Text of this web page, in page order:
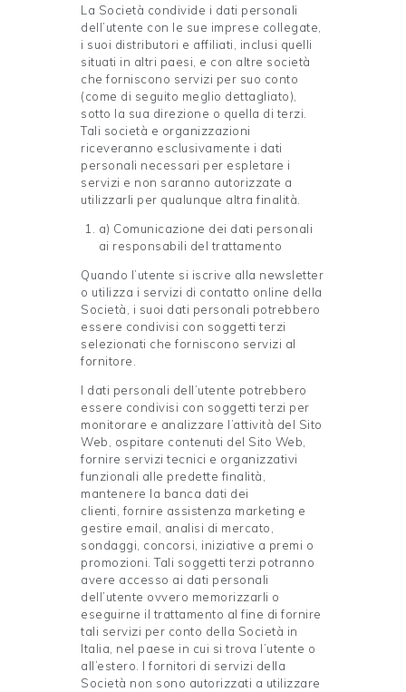
La Società condivide i dati personali
dell’utente con le sue imprese collegate,
i suoi distributori e affiliati, inclusi quelli
situati in altri paesi, e con altre società
che forniscono servizi per suo conto
(come di seguito meglio dettagliato),
sotto la sua direzione o quella di terzi.
Tali società e organizzazioni
riceveranno esclusivamente i dati
personali necessari per espletare i
servizi e non saranno autorizzate a
utilizzarli per qualunque altra finalità.
a) Comunicazione dei dati personali
ai responsabili del trattamento
Quando l’utente si iscrive alla newsletter
o utilizza i servizi di contatto online della
Società, i suoi dati personali potrebbero
essere condivisi con soggetti terzi
selezionati che forniscono servizi al
fornitore.
I dati personali dell’utente potrebbero
essere condivisi con soggetti terzi per
monitorare e analizzare l’attività del Sito
Web, ospitare contenuti del Sito Web,
fornire servizi tecnici e organizzativi
funzionali alle predette finalità,
mantenere la banca dati dei
clienti, fornire assistenza marketing e
gestire email, analisi di mercato,
sondaggi, concorsi, iniziative a premi o
promozioni. Tali soggetti terzi potranno
avere accesso ai dati personali
dell’utente ovvero memorizzarli o
eseguirne il trattamento al fine di fornire
tali servizi per conto della Società in
Italia, nel paese in cui si trova l’utente o
all’estero. I fornitori di servizi della
Società non sono autorizzati a utilizzare